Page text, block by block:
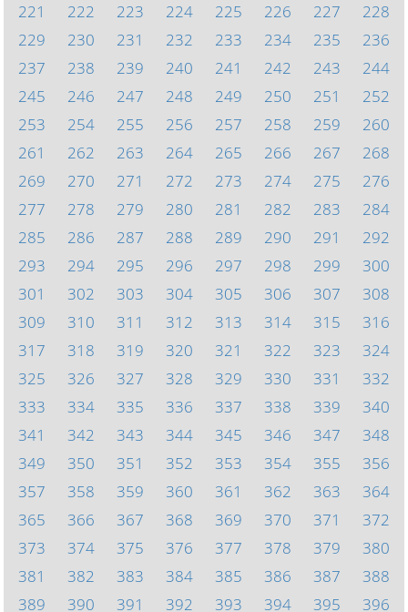
221
222 223 224 225 226 227
228
229
230 231 232 233 234 235
236
237
238 239 240 241 242 243
244
245
246 247 248 249 250 251
252
253
254 255 256 257 258 259
260
261
262 263 264 265 266 267
268
269
270 271 272 273 274 275
276
277
278 279 280 281 282 283
284
285
286 287 288 289 290 291
292
293
294 295 296 297 298 299
300
301
302 303 304 305 306 307
308
309
310 311 312 313 314 315
316
317
318 319 320 321 322 323
324
325
326 327 328 329 330 331
332
333
334 335 336 337 338 339
340
341
342 343 344 345 346 347
348
349
350 351 352 353 354 355
356
357
358 359 360 361 362 363
364
365
366 367 368 369 370 371
372
373
374 375 376 377 378 379
380
381
382 383 384 385 386 387
388
389
390 391 392 393 394 395 396